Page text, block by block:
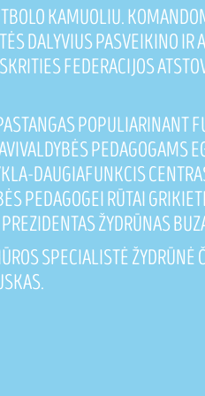
KAMUOLIU.
DALYVIUS PASVEIKINO IR
FEDERACIJOS
POPULIARINANT
PEDAGOGAMS
DAUGIAFUNKCIS
PEDAGOGEI RŪTAI
ŽYDRŪNAS
SPECIALISTĖ ŽYDRŪNĖ